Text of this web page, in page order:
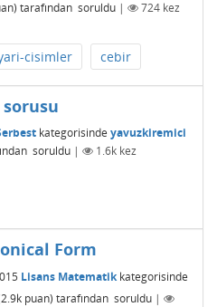
tarafından soruldu | 724kez
cisimler cebir
sorusu
kategorisinde yavuzkiremici
soruldu | 1.6kkez
Form
Lisans Matematikkategorisinde
2.9kpuan) tarafından soruldu |